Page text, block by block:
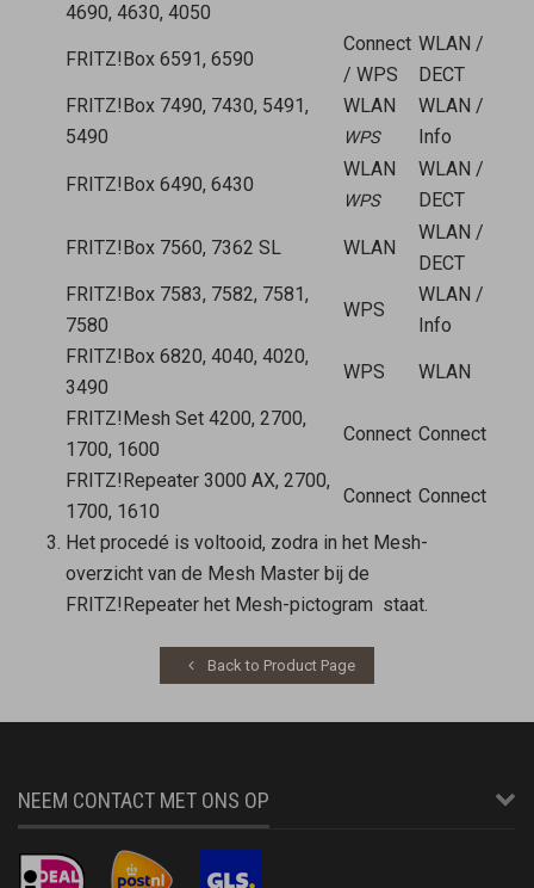
4690, 4630, 4050
FRITZ!Box 6591, 6590
Connect
/ WPS
WLAN /
DECT
FRITZ!Box 7490, 7430, 5491,
5490
WLAN
WPS
WLAN /
Info
FRITZ!Box 6490, 6430
WLAN
WPS
WLAN /
DECT
FRITZ!Box 7560, 7362 SL WLAN
WLAN /
DECT
FRITZ!Box 7583, 7582, 7581,
7580
WPS
WLAN /
Info
FRITZ!Box 6820, 4040, 4020,
3490
WPS WLAN
FRITZ!Mesh Set 4200, 2700,
1700, 1600
Connect Connect
FRITZ!Repeater 3000 AX, 2700,
1700, 1610
Connect Connect
Het procedé is voltooid, zodra in het Mesh-
overzicht van de Mesh Masterbij de
FRITZ!Repeater het Mesh-pictogram staat.
Back to Product Page
NEEM CONTACT MET ONS OP